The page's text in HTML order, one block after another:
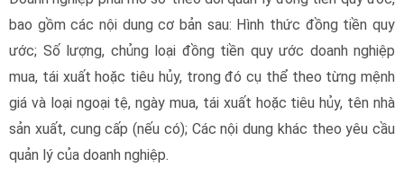
bao gồm các nội dung cơ bản sau: Hình thức đồng tiền quy
ước; Số lượng, chủng loại đồng tiền quy ước doanh nghiệp
mua, tái xuất hoặc tiêu hủy, trong đó cụ thể theo từng mệnh
giá và loại ngoại tệ, ngày mua, tái xuất hoặc tiêu hủy, tên nhà
sản xuất, cung cấp (nếu có); Các nội dung khác theo yêu cầu
quản lý của doanh nghiệp.